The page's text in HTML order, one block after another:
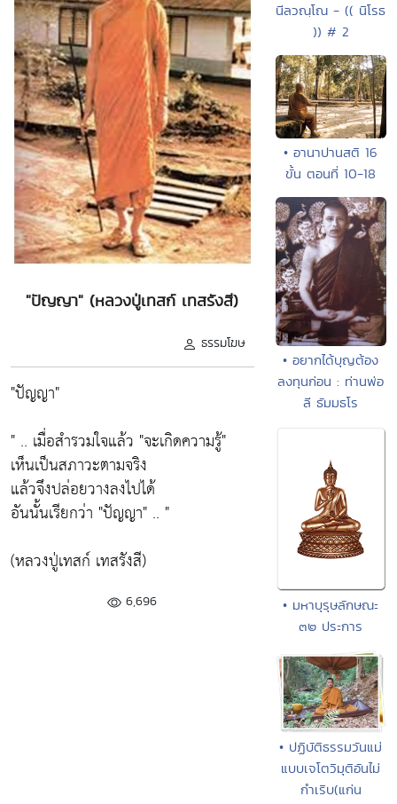
"ปัญญา" (หลวงปู่เทสก์ เทสรังสี)
ธรรมโฆษ
"ปัญญา"
" .. เมื่อสำรวมใจแล้ว "จะเกิดความรู้"
เห็นเป็นสภาวะตามจริง
แล้วจึงปล่อยวางลงไปได้
อันนั้นเรียกว่า "ปัญญา" .. "
(หลวงปู่เทสก์ เทสรังสี)
6,696
นีลวณฺโณ - (( นิโรธ
)) # 2
• อานาปานสติ 16
ขั้น ตอนที่ 10-18
• อยากได้บุญต้อง
ลงทุนก่อน : ท่านพ่อ
ลี ธัมมธโร
• มหาบุรุษลักษณะ
๓๒ ประการ
• ปฏิบัติธรรมวันแม่
แบบเจโตวิมุติอันไม่
กำเริบ(แก่น